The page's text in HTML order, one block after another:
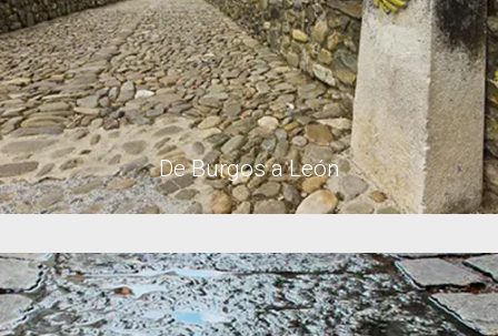
De Burgos a León